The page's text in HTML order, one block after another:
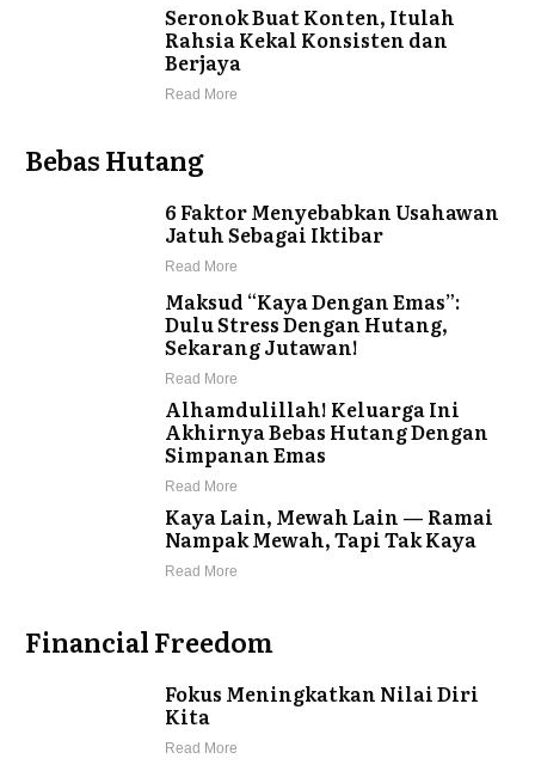
Seronok Buat Konten, Itulah
Rahsia Kekal Konsisten dan
Berjaya
Read More
Bebas Hutang
6 Faktor Menyebabkan Usahawan
Jatuh Sebagai Iktibar
Read More
Maksud “Kaya Dengan Emas”:
Dulu Stress Dengan Hutang,
Sekarang Jutawan!
Read More
Alhamdulillah! Keluarga Ini
Akhirnya Bebas Hutang Dengan
Simpanan Emas
Read More
Kaya Lain, Mewah Lain — Ramai
Nampak Mewah, Tapi Tak Kaya
Read More
Financial Freedom
Fokus Meningkatkan Nilai Diri
Kita
Read More